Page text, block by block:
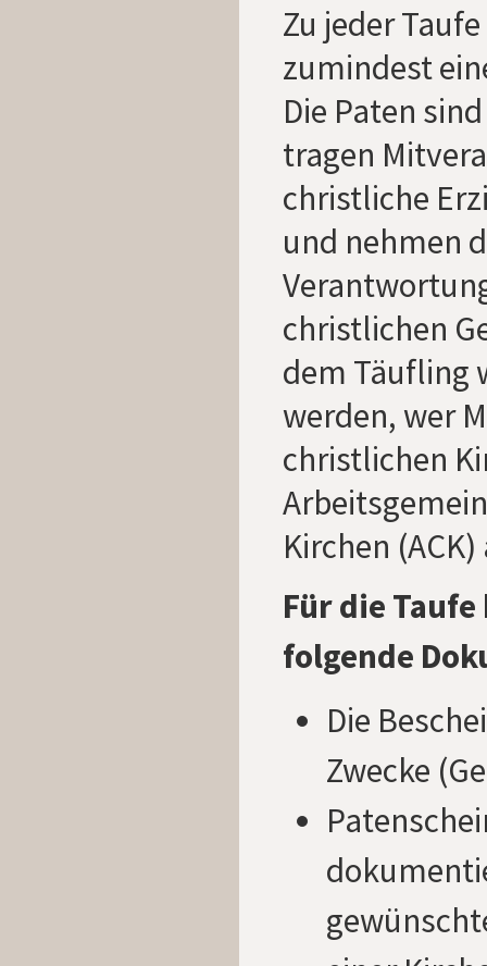
Zu jeder
zumindest
Die Paten
tragen
christliche
und nehmen
christlichen
dem Täufling
werden, wer
christlichen
Kirchen
Für die
folgende
Die
Zwecke